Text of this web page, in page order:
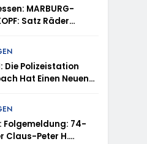
Gleich Mehrere
–
MARBURG-
Satz Räder
Die Polizeistation
Hat Einen Neuen
Folgemeldung: 74-
Claus-Peter H.